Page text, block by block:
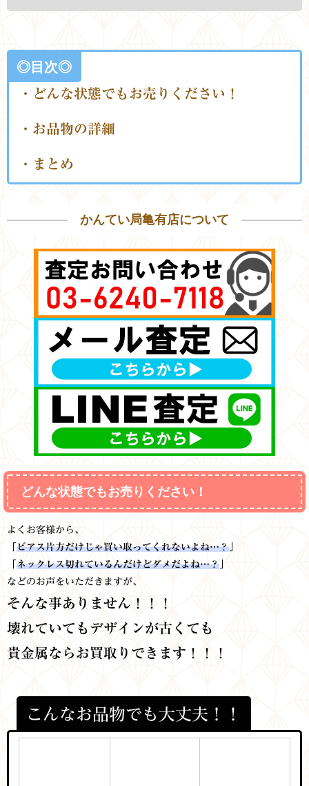
◎目次◎
・どんな状態でもお売りください！
・お品物の詳細
・まとめ
かんてい局亀有店について
どんな状態でもお売りください！
よくお客様から、
ピアス片方だけじゃ買い取ってくれないよね…？
ネックレス切れているんだけどダメだよね…？
などのお声をいただきますが、
そんな事ありません！！！
壊れていてもデザインが古くても
貴金属ならお買取りできます！！！
こんなお品物でも大丈夫！！